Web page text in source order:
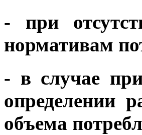
- при
нормативам
- в случае
определении
объема